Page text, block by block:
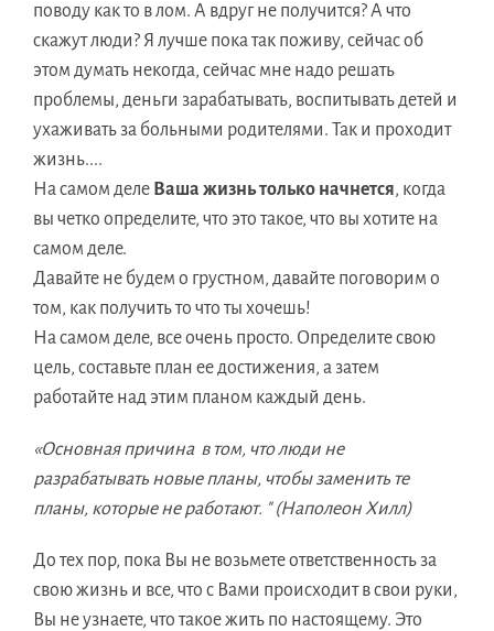
поводу как то в лом. А вдруг не получится? А что
скажут люди? Я лучше пока так поживу, сейчас об
этом думать некогда, сейчас мне надо решать
проблемы, деньги зарабатывать, воспитывать детей и
ухаживать за больными родителями. Так и проходит
жизнь....
На самом деле Ваша жизнь только начнется, когда
вы четко определите, что это такое, что вы хотите на
самом деле.
Давайте не будем о грустном, давайте поговорим о
том, как получить то что ты хочешь!
На самом деле, все очень просто. Определите свою
цель, составьте план ее достижения, а затем
работайте над этим планом каждый день.
«Основная причина в том, что люди не
разрабатывать новые планы, чтобы заменить те
планы, которые не работают. " (Наполеон Хилл)
До тех пор, пока Вы не возьмете ответственность за
свою жизнь и все, что с Вами происходит в свои руки,
Вы не узнаете, что такое жить по настоящему. Это